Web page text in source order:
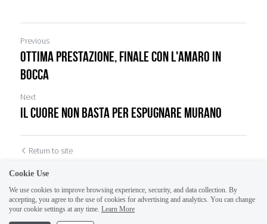
Previous
Ottima prestazione, finale con l'amaro in
bocca
Next
Il cuore non basta per espugnare Murano
Return to site
Cookie Use
We use cookies to improve browsing experience, security, and data collection. By
accepting, you agree to the use of cookies for advertising and analytics. You can change
your cookie settings at any time. Learn More